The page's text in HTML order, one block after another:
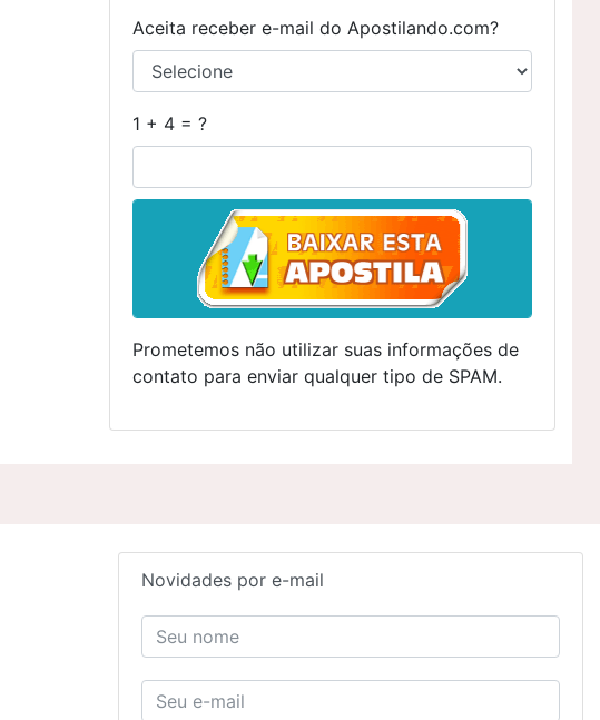
Aceita receber e-mail do Apostilando.com?
1 + 4 = ?
Prometemos não utilizar suas informações de
contato para enviar qualquer tipo de SPAM.
Novidades por e-mail